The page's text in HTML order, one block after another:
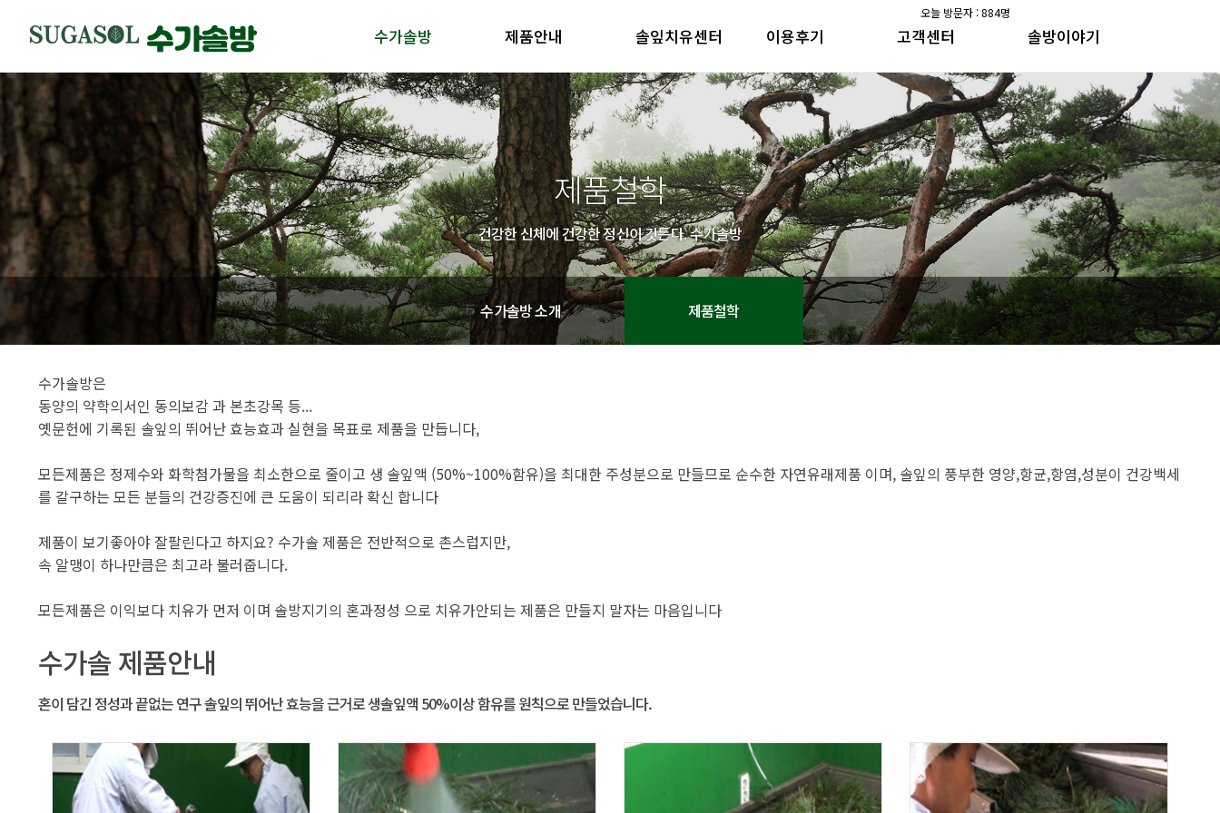
오늘 방문자 : 884명
수가솔방 제품안내 솔잎치유센터 이용후기 고객센터 솔방이야기
수가솔방 소개
제품철학
제품안내
제품의 특징
솔잎치유센터 이용후기
공지사항
갤러리
수가솔방 방송일지
솔방지기 건강이야기
수가솔방 소개
제품안내
솔잎치유센터 이용후기
공지사항
수가솔방 방송일지
솔방지기 건강이야기
제품철학
건강한 신체에 건강한 정신이 깃든다. 수가솔방
수가솔방 소개 제품철학
수가솔방은
동양의 약학의서인 동의보감 과 본초강목 등...
옛문헌에 기록된 솔잎의 뛰어난 효능효과 실현을 목표로 제품을 만듭니다,
모든제품은 정제수와 화학첨가물을 최소한으로 줄이고 생 솔잎액 (50%~100%함유)을 최대한 주성분으로 만들므로 순수한 자연유래제품 이며, 솔잎의 풍부한 영양,항균,항염,성분이 건강백세
를 갈구하는 모든 분들의 건강증진에 큰 도움이 되리라 확신 합니다
제품이 보기좋아야 잘팔린다고 하지요? 수가솔 제품은 전반적으로 촌스럽지만,
속 알맹이 하나만큼은 최고라 불러줍니다.
모든제품은 이익보다 치유가 먼저 이며 솔방지기의 혼과정성 으로 치유가안되는 제품은 만들지 말자는 마음입니다
수가솔 제품안내
혼이 담긴 정성과 끝없는 연구 솔잎의 뛰어난 효능을 근거로 생솔잎액 50%이상 함유를 원칙으로 만들었습니다.